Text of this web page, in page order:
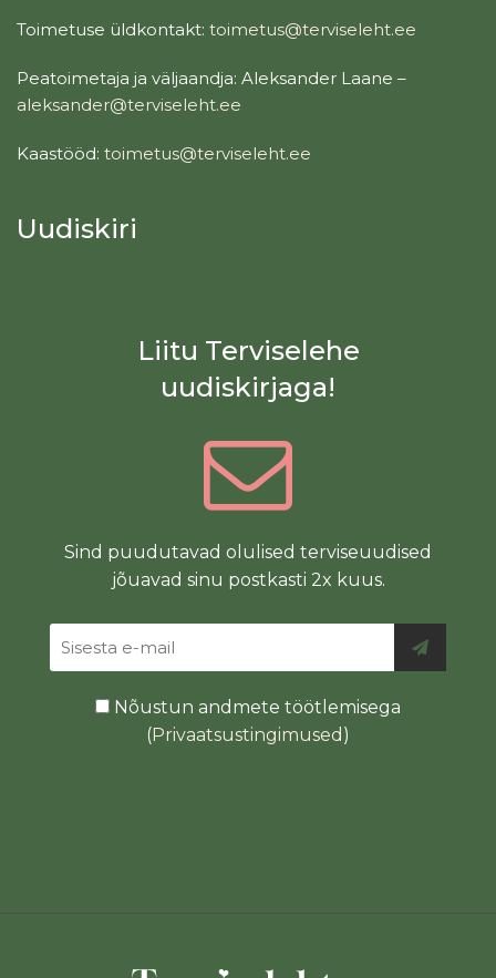
Toimetuse üldkontakt: toimetus@terviseleht.ee
Peatoimetaja ja väljaandja: Aleksander Laane –
aleksander@terviseleht.ee
Kaastööd: toimetus@terviseleht.ee
Uudiskiri
Liitu Terviselehe
uudiskirjaga!
Sind puudutavad olulised terviseuudised
jõuavad sinu postkasti 2x kuus.
Nõustun andmete töötlemisega
(Privaatsustingimused )